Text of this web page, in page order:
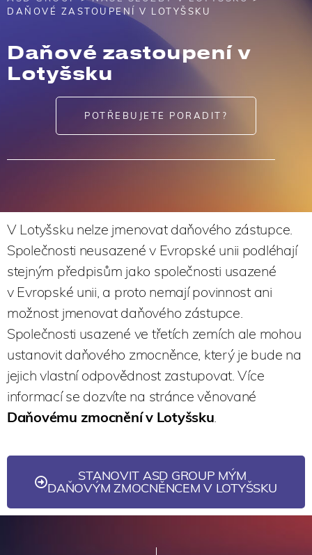
DAŇOVÉ ZASTOUPENÍ V LOTYŠSKU
Daňové zastoupení v
Lotyšsku
POTŘEBUJETE PORADIT?
V Lotyšsku nelze jmenovat daňového zástupce.
Společnosti neusazené v Evropské unii podléhají
stejným předpisům jako společnosti usazené
v Evropské unii, a proto nemají povinnost ani
možnost jmenovat daňového zástupce.
Společnosti usazené ve třetích zemích ale mohou
ustanovit daňového zmocněnce, který je bude na
jejich vlastní odpovědnost zastupovat. Více
informací se dozvíte na stránce věnované
Daňovému zmocnění v Lotyšsku.
STANOVIT ASD GROUP MÝM
DAŇOVÝM ZMOCNĚNCEM V LOTYŠSKU